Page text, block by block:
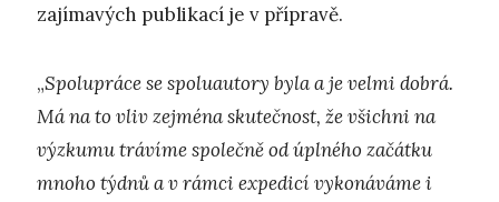
zajímavých publikací je v přípravě.
„Spolupráce se spoluautory byla a je velmi dobrá.
Má na to vliv zejména skutečnost, že všichni na
výzkumu trávíme společně od úplného začátku
mnoho týdnů a v rámci expedicí vykonáváme i